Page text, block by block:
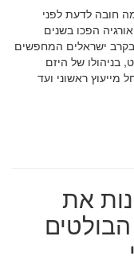
שיניים ושיקום פה בגיאורגיה 2025: מה חובה לדעת לפני
הפכו בשנים
ישראלים המחפשים
בניהולו של היזם
ראשוני ועד
את